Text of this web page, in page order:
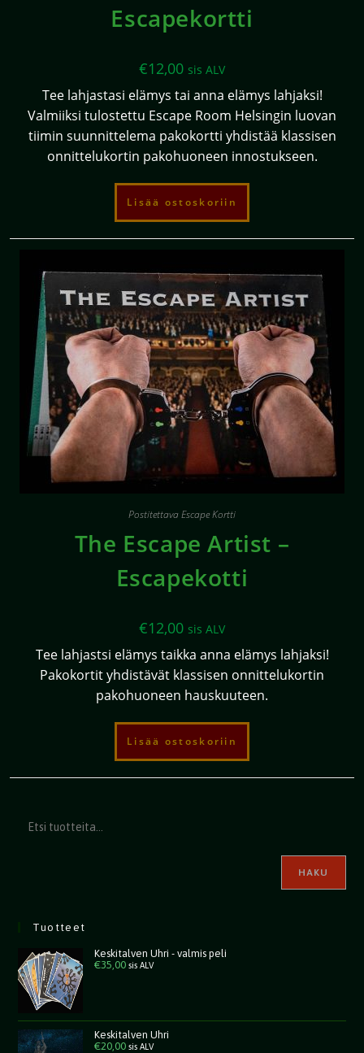
Escapekortti
€12,00 sis ALV
Tee lahjastasi elämys tai anna elämys lahjaksi!
Valmiiksi tulostettu Escape Room Helsingin luovan
tiimin suunnittelema pakokortti yhdistää klassisen
onnittelukortin pakohuoneen innostukseen.
Lisää ostoskoriin
Postitettava Escape Kortti
The Escape Artist –
Escapekotti
€12,00 sis ALV
Tee lahjastsi elämys taikka anna elämys lahjaksi!
Pakokortit yhdistävät klassisen onnittelukortin
pakohuoneen hauskuuteen.
Lisää ostoskoriin
HAKU
Tuotteet
Keskitalven Uhri - valmis peli
€35,00 sis ALV
Keskitalven Uhri
€20,00 sis ALV